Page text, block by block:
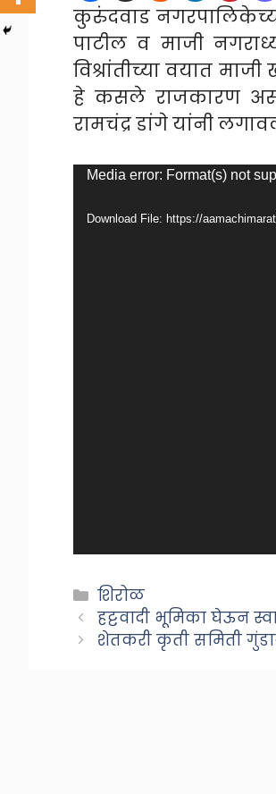
कुरुंदवाड
पाटील व माजी
विश्रांतीच्या वयात
हे कसले राजकारण
रामचंद्र डांगे यांनी
Video
Media error: Format(s) not
Download File: https://
Categories
शिरोळ
हट्टवादी भूमिका घेऊन
शेतकरी कृती समिती